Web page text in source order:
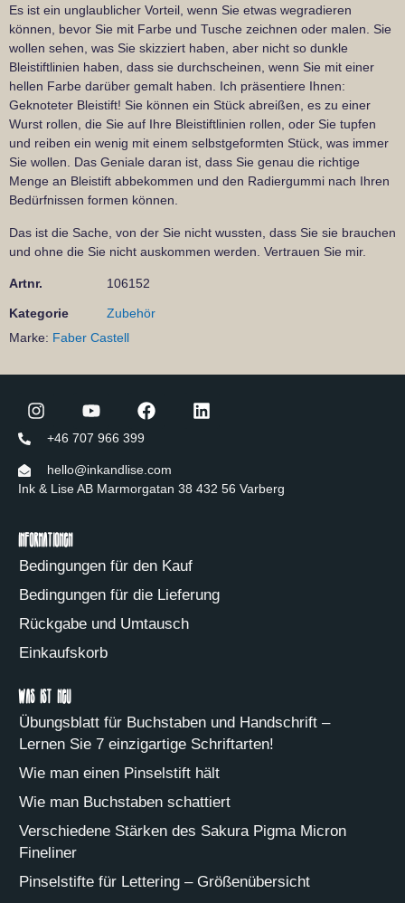
Es ist ein unglaublicher Vorteil, wenn Sie etwas wegradieren
können, bevor Sie mit Farbe und Tusche zeichnen oder malen. Sie
wollen sehen, was Sie skizziert haben, aber nicht so dunkle
Bleistiftlinien haben, dass sie durchscheinen, wenn Sie mit einer
hellen Farbe darüber gemalt haben. Ich präsentiere Ihnen:
Geknoteter Bleistift! Sie können ein Stück abreißen, es zu einer
Wurst rollen, die Sie auf Ihre Bleistiftlinien rollen, oder Sie tupfen
und reiben ein wenig mit einem selbstgeformten Stück, was immer
Sie wollen. Das Geniale daran ist, dass Sie genau die richtige
Menge an Bleistift abbekommen und den Radiergummi nach Ihren
Bedürfnissen formen können.
Das ist die Sache, von der Sie nicht wussten, dass Sie sie brauchen
und ohne die Sie nicht auskommen werden. Vertrauen Sie mir.
Artnr. 106152
Kategorie
Zubehör
Marke: Faber Castell
+46 707 966 399
hello@inkandlise.com
Ink & Lise AB Marmorgatan 38 432 56 Varberg
Informationen
Bedingungen für den Kauf
Bedingungen für die Lieferung
Rückgabe und Umtausch
Einkaufskorb
Was ist neu
Übungsblatt für Buchstaben und Handschrift –
Lernen Sie 7 einzigartige Schriftarten!
Wie man einen Pinselstift hält
Wie man Buchstaben schattiert
Verschiedene Stärken des Sakura Pigma Micron
Fineliner
Pinselstifte für Lettering – Größenübersicht